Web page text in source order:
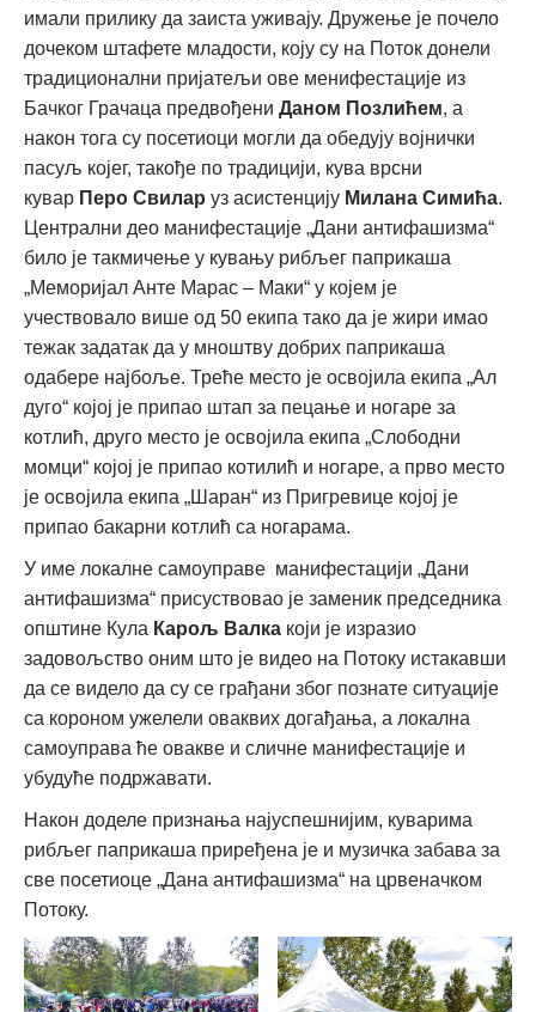
имали прилику да заиста уживају. Дружење је почело
дочеком штафете младости, коју су на Поток донели
традиционални пријатељи ове менифестације из
Бачког Грачаца предвођени Даном Позлићем, а
након тога су посетиоци могли да обедују војнички
пасуљ којег, такође по традицији, кува врсни
кувар Перо Свилар уз асистенцију Милана Симића.
Централни део манифестације „Дани антифашизма“
било је такмичење у кувању рибљег паприкаша
„Меморијал Анте Марас – Маки“ у којем је
учествовало више од 50 екипа тако да је жири имао
тежак задатак да у мноштву добрих паприкаша
одабере најбоље. Треће место је освојила екипа „Ал
дуго“ којој је припао штап за пецање и ногаре за
котлић, друго место је освојила екипа „Слободни
момци“ којој је припао котилић и ногаре, а прво место
је освојила екипа „Шаран“ из Пригревице којој је
припао бакарни котлић са ногарама.
У име локалне самоуправе манифестацији „Дани
антифашизма“ присуствовао је заменик председника
општине Кула Карољ Валка који је изразио
задовољство оним што је видео на Потоку истакавши
да се видело да су се грађани због познате ситуације
са короном ужелели оваквих догађања, а локална
самоуправа ће овакве и сличне манифестације и
убудуће подржавати.
Након доделе признања најуспешнијим, куварима
рибљег паприкаша приређена је и музичка забава за
све посетиоце „Дана антифашизма“ на црвеначком
Потоку.